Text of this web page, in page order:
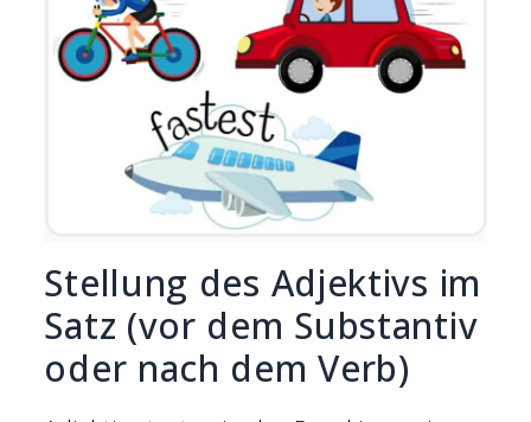
Stellung des Adjektivs im
Satz (vor dem Substantiv
oder nach dem Verb)